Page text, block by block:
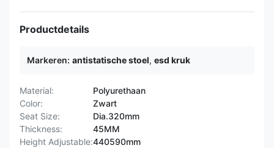
Productdetails
Markeren: antistatische stoel, esd kruk
Material:
Polyurethaan
Color:
Zwart
Seat Size:
Dia.320mm
Thickness:
45MM
Height Adjustable:440590mm